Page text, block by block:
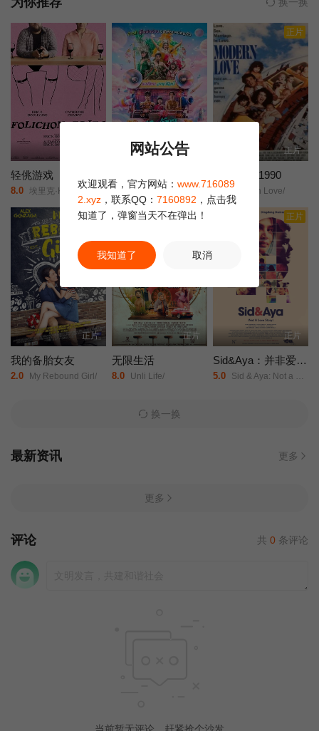
了一个糟糕的警员安萨里（瓦伦·达万 Varun Dhawan 饰）作为搭
档。他们在36小时内采取了一系列的行动，与赌球集团展开了激烈
的斗争，并最终成功将维拉杰救出并送到决赛的现场。
轻佻游戏
8.0 埃里克·K·布利安/凯瑟琳·沙博/Erin/Carter/Sarah/Chouinard-Poirier/娜塔莉·古帕尔/Rose-Anne/Déry/萨米尔·菲鲁兹/Carolanne/Foucher/艾甜·加罗伊/安布雷·贾布兰/Fayolle/Jean/Jr./Nicolas/Krief/Jacques/L'Heureux/ève/Landry/朱莉·勒布勒东/阿加莎·勒杜/Simone/Ledoux/索菲·勒图讷尔/弗罗伦斯·布莱恩/Antonin/Mousseau-Rivard/
正片
5.0 阿丽莎拉·翁差丽/Sitthiphon/Disamoe/
正片
正片
新潮恋爱 1990
9.0 Modern Love/
正片
正片
我的备胎女友
2.0 My Rebound Girl/
正片
正片
无限生活
8.0 Unli Life/
正片
正片
Sid&Aya：并非爱情故事
5.0 Sid & Aya: Not a Love Story/
换一换
最新资讯 更多
更多
评论 共 0 条评论
当前暂无评论，赶紧抢个沙发
网站公告
欢迎观看，官方网站： www.716089
2.xyz ，联系QQ： 7160892 ，点击我
知道了，弹窗当天不在弹出！
我知道了 取消